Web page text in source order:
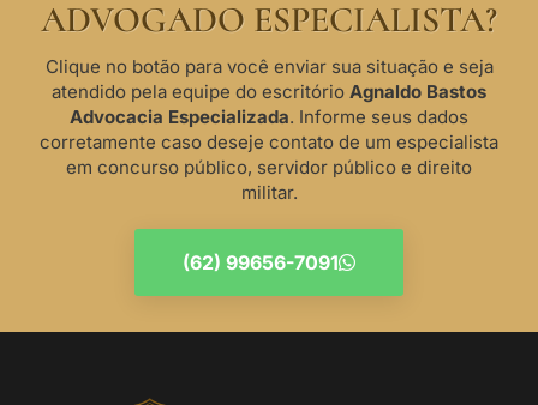
ADVOGADO ESPECIALISTA?
Clique no botão para você enviar sua situação e seja
atendido pela equipe do escritório Agnaldo Bastos
Advocacia Especializada. Informe seus dados
corretamente caso deseje contato de um especialista
em concurso público, servidor público e direito
militar.
(62) 99656-7091